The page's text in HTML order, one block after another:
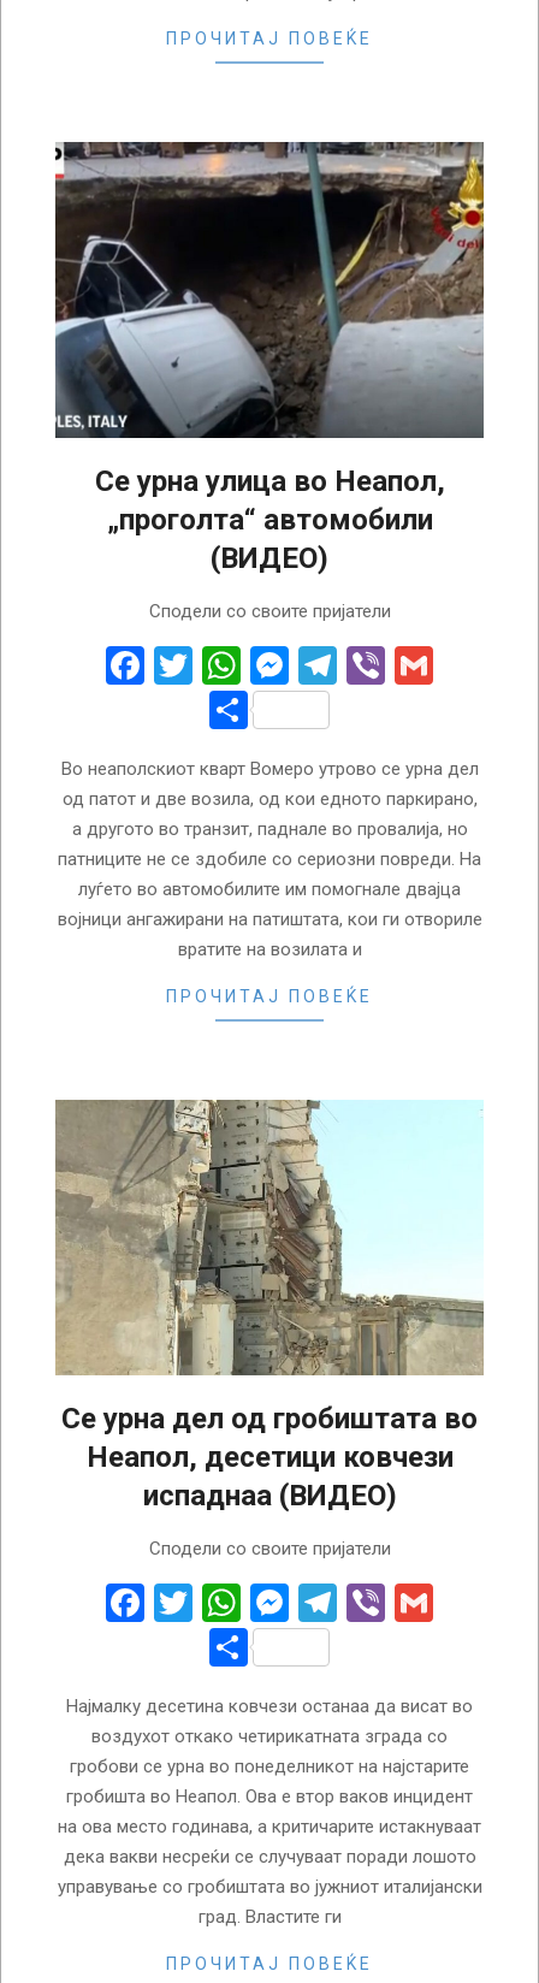
ПРОЧИТАЈ ПОВЕЌЕ
Се урна улица во Неапол,
„проголта“ автомобили
(ВИДЕО)
Сподели со своите пријатели
Facebook
Twitter
WhatsApp
Messenger
Telegram
Viber
Share
Во неаполскиот кварт Вомеро утрово се урна дел
од патот и две возила, од кои едното паркирано,
а другото во транзит, паднале во провалија, но
патниците не се здобиле со сериозни повреди. На
луѓето во автомобилите им помогнале двајца
војници ангажирани на патиштата, кои ги отвориле
вратите на возилата и
ПРОЧИТАЈ ПОВЕЌЕ
Се урна дел од гробиштата во
Неапол, десетици ковчези
испаднаа (ВИДЕО)
Сподели со своите пријатели
Facebook
Twitter
WhatsApp
Messenger
Telegram
Viber
Share
Најмалку десетина ковчези останаа да висат во
воздухот откако четирикатната зграда со
гробови се урна во понеделникот на најстарите
гробишта во Неапол. Ова е втор ваков инцидент
на ова место годинава, а критичарите истакнуваат
дека вакви несреќи се случуваат поради лошото
управување со гробиштата во јужниот италијански
град. Властите ги
ПРОЧИТАЈ ПОВЕЌЕ